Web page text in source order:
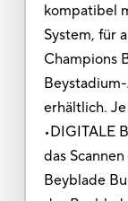
kompatibel
System, für
Champions
erhältlich.
•DIGITALE
das
Beyblade